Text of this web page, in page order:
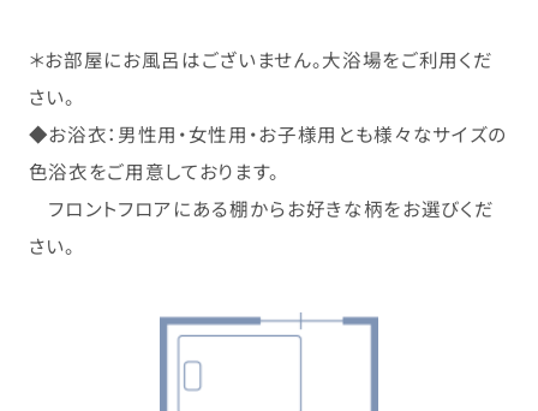
＊お部屋にお風呂はございません。大浴場をご利用くだ
さい。
◆お浴衣： 男性用・女性用・お子様用とも様々なサイズの
色浴衣をご用意しております。
フロントフロアにある棚からお好きな柄をお選びくだ
さい。